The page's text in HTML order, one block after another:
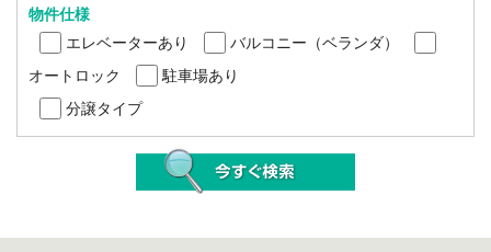
物件仕様
エレベーターあり
バルコニー（ベランダ）
オートロック
駐車場あり
分譲タイプ